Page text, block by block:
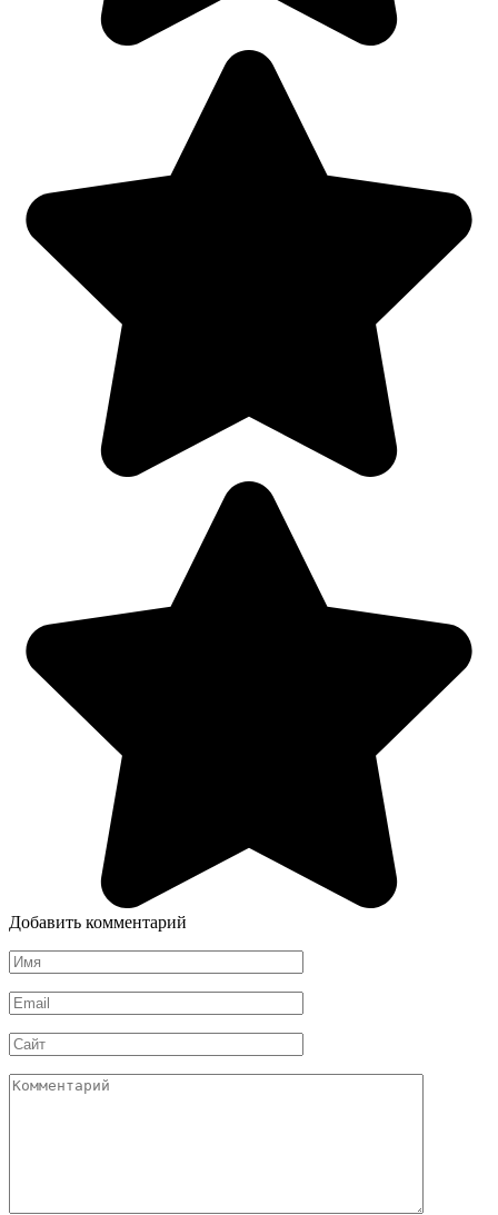
Добавить комментарий
Имя
*
Email
*
Сайт
Комментарий